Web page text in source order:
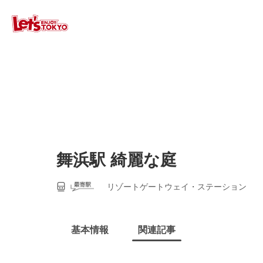
舞浜駅 綺麗な庭
リゾートゲートウェイ・ステーション
基本情報 関連記事